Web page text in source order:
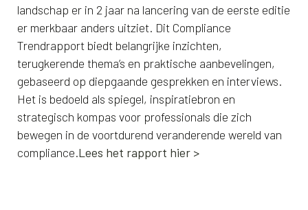
landschap er in 2 jaar na lancering van de eerste editie
er merkbaar anders uitziet. Dit Compliance
Trendrapport biedt belangrijke inzichten,
terugkerende thema’s en praktische aanbevelingen,
gebaseerd op diepgaande gesprekken en interviews.
Het is bedoeld als spiegel, inspiratiebron en
strategisch kompas voor professionals die zich
bewegen in de voortdurend veranderende wereld van
compliance.Lees het rapport hier >